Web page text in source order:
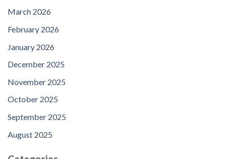
March 2026
February 2026
January 2026
December 2025
November 2025
October 2025
September 2025
August 2025